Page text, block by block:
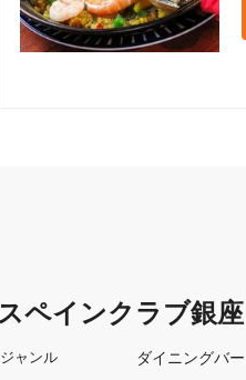
スペインクラブ銀
ジャンル ダイニングバ